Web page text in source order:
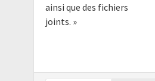
ainsi que des fichiers
joints. »